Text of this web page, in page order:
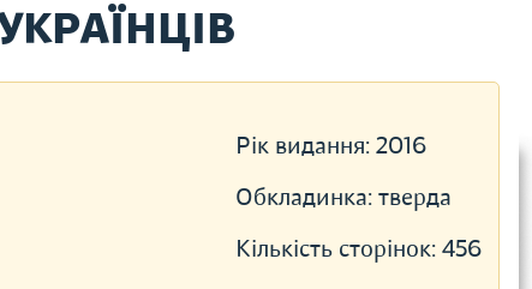
Рік видання: 2016
Обкладинка: тверда
Кількість сторінок: 456